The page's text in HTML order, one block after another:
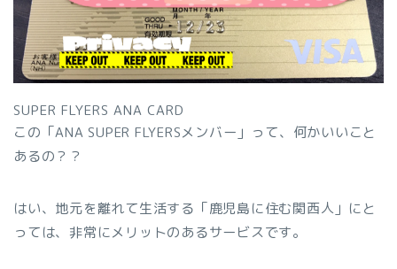
SUPER FLYERS ANA CARD
この「ANA SUPER FLYERSメンバー」って、何かいいこと
あるの？？
はい、地元を離れて生活する「鹿児島に住む関西人」にと
っては、非常にメリットのあるサービスです。